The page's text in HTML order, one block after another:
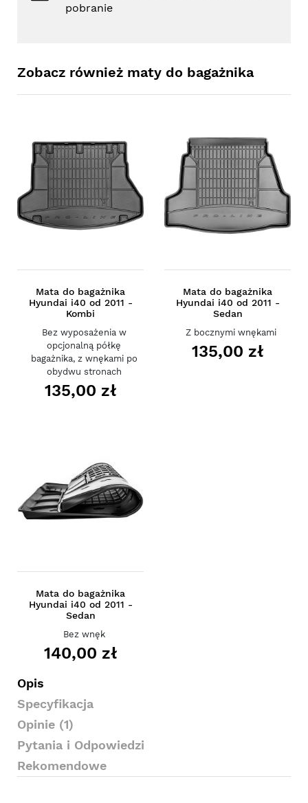
pobranie
Zobacz również maty do bagażnika
Mata do bagażnika
Hyundai i40 od 2011 -
Kombi
Bez wyposażenia w
opcjonalną półkę
bagażnika, z wnękami po
obydwu stronach
135,00 zł
Mata do bagażnika
Hyundai i40 od 2011 -
Sedan
Z bocznymi wnękami
135,00 zł
Mata do bagażnika
Hyundai i40 od 2011 -
Sedan
Bez wnęk
140,00 zł
Opis
Specyfikacja
Opinie (1)
Pytania i Odpowiedzi
Rekomendowe